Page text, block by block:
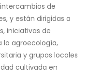
de
y están dirigidas a
iniciativas de
la agroecología,
y grupos locales
cultivada en